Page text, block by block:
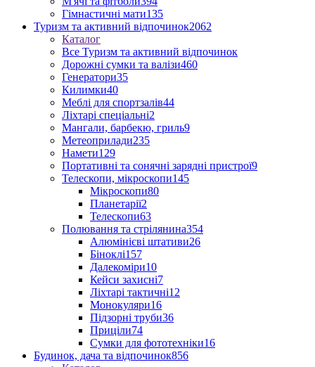
Гімнастичні мати135
Туризм та активний відпочинок2062
Каталог
Все Туризм та активний відпочинок
Дорожні сумки та валізи460
Генератори35
Килимки40
Меблі для спортзалів44
Ліхтарі спеціальні2
Мангали, барбекю, гриль9
Метеоприлади235
Намети129
Портативні та сонячні зарядні пристрої9
Телескопи, мікроскопи145
Мікроскопи80
Планетарії2
Телескопи63
Полювання та стрілянина354
Алюмінієві штативи26
Біноклі157
Далекоміри10
Кейси захисні7
Ліхтарі тактичні12
Монокуляри16
Підзорні труби36
Приціли74
Сумки для фототехніки16
Будинок, дача та відпочинок856